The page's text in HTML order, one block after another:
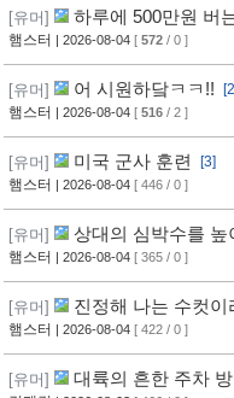
[유머] 하루에 500만원 버
햄스터 | 2026-08-04 [ 572 / 0 ]
[유머] 어 시원하닼ㅋㅋ!!
햄스터 | 2026-08-04 [ 516 / 2 ]
[유머] 미국 군사 훈련
[3]
햄스터 | 2026-08-04 [ 446 / 0 ]
[유머] 상대의 심박수를 높
햄스터 | 2026-08-04 [ 365 / 0 ]
[유머] 진정해 나는 수컷이
햄스터 | 2026-08-04 [ 422 / 0 ]
[유머] 대륙의 흔한 주차